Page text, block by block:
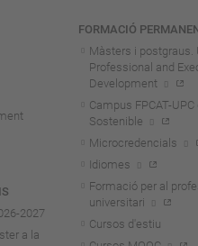
2027
a la
FORMACIÓ
Màsters i postgraus.
Professional and
Development
Campus FPCAT-
Sostenible
Microcredencials
Idiomes
Formació per al
universitari
Cursos d'estiu